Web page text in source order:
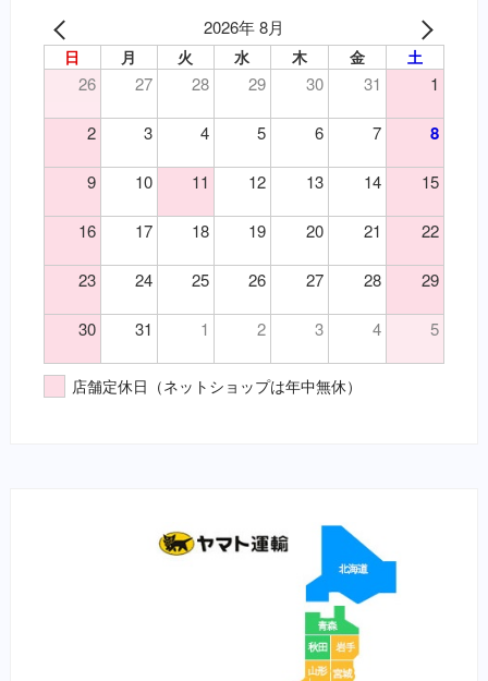
泌尿器の薬（要・犬）
吐き気止め（要・犬）
変形性関節症・関節炎（要・犬）
変形性関節症・関節炎（要・猫）
風邪薬・鎮痛剤（要・犬）
鎮静・精神安定・麻酔（要・犬）
代謝性用薬・ホルモン剤（要・犬）
医薬品その他（要・犬・猫）
【総合栄養食】
栄養食（犬）
ブリスミックス（犬）
イティ iti（犬）
イティ iti（猫）
（皮）洗浄・殺菌消毒
（皮）湿疹
（目）乾性角結膜炎
（目）角膜炎
（神）鎮静
（胃）嘔吐
（胃）消化不良
（胃）食欲不振
（腎）尿毒症
（腎）腎不全
（魚）水草ＯＫ
2026年 8月
日 月 火 水 木 金 土
26 27 28 29 30 31 1
2 3 4 5 6 7 8
9 10 11 12 13 14 15
16 17 18 19 20 21 22
23 24 25 26 27 28 29
30 31 1 2 3 4 5
店舗定休日（ネットショップは年中無休）